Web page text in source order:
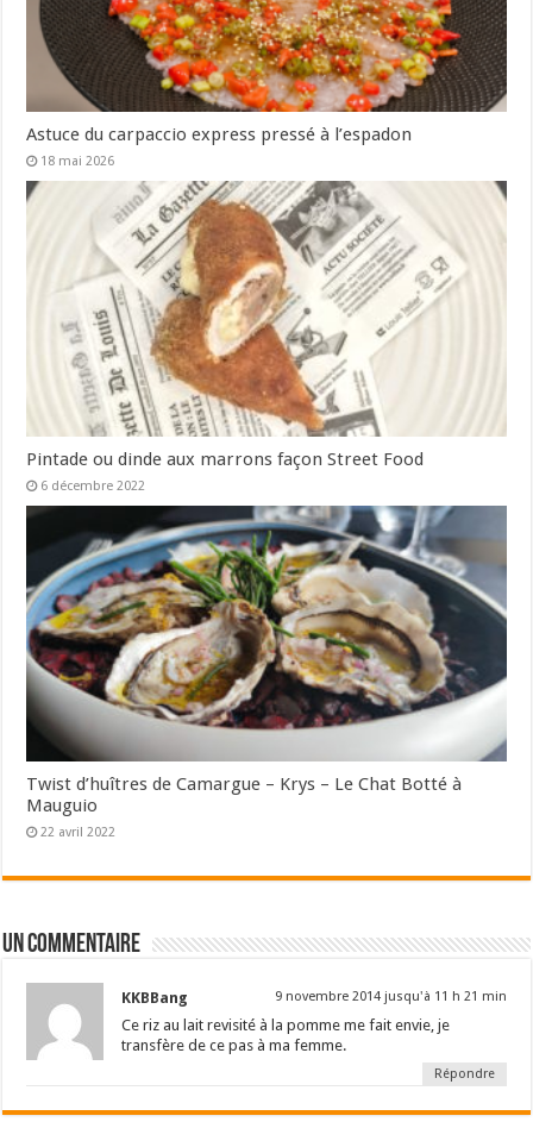
Astuce du carpaccio express pressé à l’espadon
18 mai 2026
Pintade ou dinde aux marrons façon Street Food
6 décembre 2022
Twist d’huîtres de Camargue – Krys – Le Chat Botté à
Mauguio
22 avril 2022
Un commentaire
KKBBang 9 novembre 2014 jusqu'à 11 h 21 min
Ce riz au lait revisité à la pomme me fait envie, je
transfère de ce pas à ma femme.
Répondre